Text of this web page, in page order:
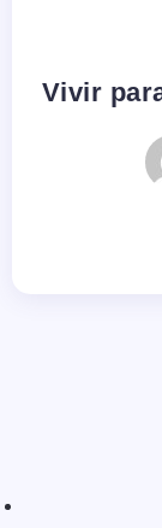
Vivir